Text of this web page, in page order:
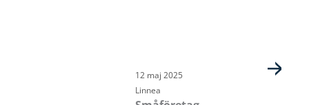
12 maj 2025
Linnea